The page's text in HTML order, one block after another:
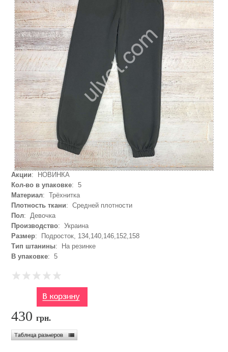
Акции: НОВИНКА
Кол-во в упаковке: 5
Материал: Трёхнитка
Плотность ткани: Средней плотности
Пол: Девочка
Производство: Украина
Размер: Подросток, 134,140,146,152,158
Тип штанины: На резинке
В упаковке: 5
430грн.